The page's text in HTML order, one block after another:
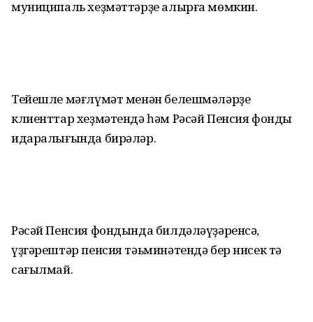
муниципаль хеҙмәттәрҙе алырға мөмкин.
Тейешле мәғлүмәт менән белешмәләрҙе
клиенттар хеҙмәтендә һәм Рәсәй Пенсия фонды
идаралығында бирәләр.
Рәсәй Пенсия фондында билдәләүҙәренсә,
үҙгәрештәр пенсия тәьминәтендә бер нисек тә
сағылмай.